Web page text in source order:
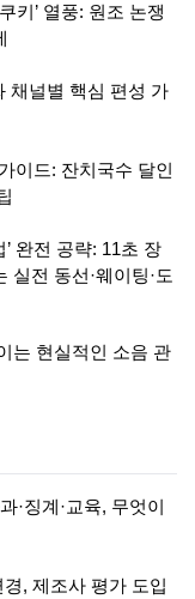
키’ 열풍: 원조 논쟁
채널별 핵심 편성 가
이드: 잔치국수 달인
완전 공략: 11초 장
실전 동선·웨이팅·도
는 현실적인 소음 관
·징계·교육, 무엇이
, 제조사 평가 도입